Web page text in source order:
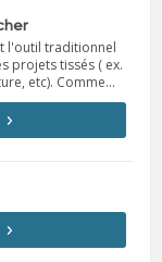
projets tissés ( ex.
etc). Comme
le sol et occupe un
de réaliser des
cours